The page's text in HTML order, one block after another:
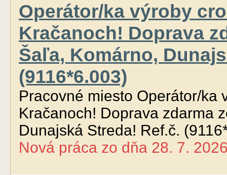
Operátor/ka výroby
Kračanoch! Doprava
Šaľa, Komárno,
(9116*6.003)
Pracovné miesto Operátor/ka
Kračanoch! Doprava zdarma
Dunajská Streda! Ref.č.
Nová práca zo dňa 28. 7.